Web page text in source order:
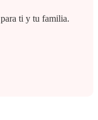
para ti y tu familia.